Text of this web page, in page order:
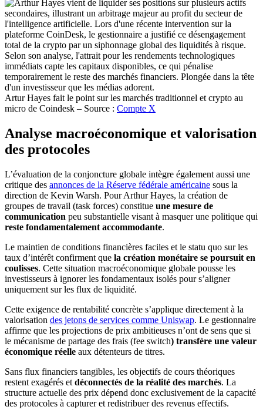
Artur Hayes fait le point sur les marchés traditionnel et crypto au
micro de Coindesk – Source : Compte X
Analyse macroéconomique et valorisation
des protocoles
L’évaluation de la conjoncture globale intègre également aussi une
critique des annonces de la Réserve fédérale américaine sous la
direction de Kevin Warsh. Pour Arthur Hayes, la création de
groupes de travail (task forces) constitue une mesure de
communication peu substantielle visant à masquer une politique qui
reste fondamentalement accommodante.
Le maintien de conditions financières faciles et le statu quo sur les
taux d’intérêt confirment que la création monétaire se poursuit en
coulisses. Cette situation macroéconomique globale pousse les
investisseurs à ignorer les fondamentaux isolés pour s’aligner
uniquement sur les flux de liquidité.
Cette exigence de rentabilité concrète s’applique directement à la
valorisation des jetons de services comme Uniswap. Le gestionnaire
affirme que les projections de prix ambitieuses n’ont de sens que si
le mécanisme de partage des frais (fee switch) transfère une valeur
économique réelle aux détenteurs de titres.
Sans flux financiers tangibles, les objectifs de cours théoriques
restent exagérés et déconnectés de la réalité des marchés. La
structure actuelle des prix dépend donc exclusivement de la capacité
des protocoles à capturer et redistribuer des revenus effectifs.